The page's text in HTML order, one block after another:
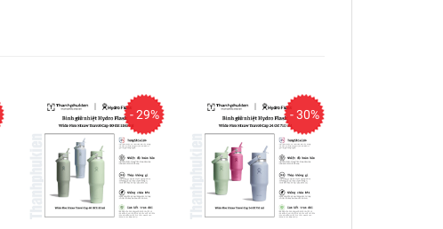
- 29% - 30%